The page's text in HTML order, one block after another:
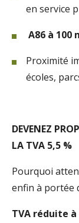
en service
A86 à 100
Proximité
écoles,
DEVENEZ
LA TVA 5,5 %
Pourquoi
enfin à portée
TVA réduite à